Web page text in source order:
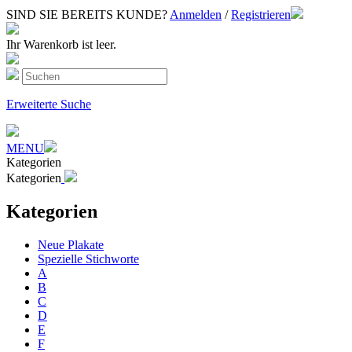
SIND SIE BEREITS KUNDE? Anmelden / Registrieren
Ihr Warenkorb ist leer.
Erweiterte Suche
MENU
Kategorien
Kategorien
Kategorien
Neue Plakate
Spezielle Stichworte
A
B
C
D
E
F